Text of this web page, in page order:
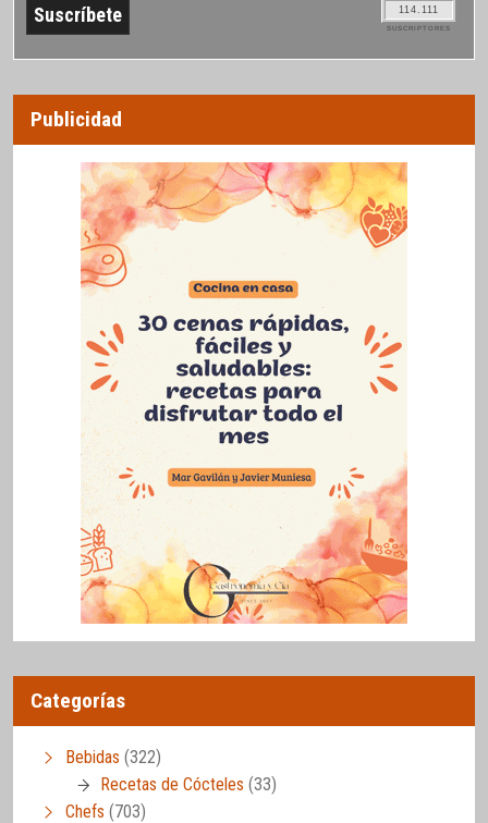
114.111
SUSCRIPTORES
Publicidad
Categorías
Bebidas (322)
Recetas de Cócteles (33)
Chefs (703)